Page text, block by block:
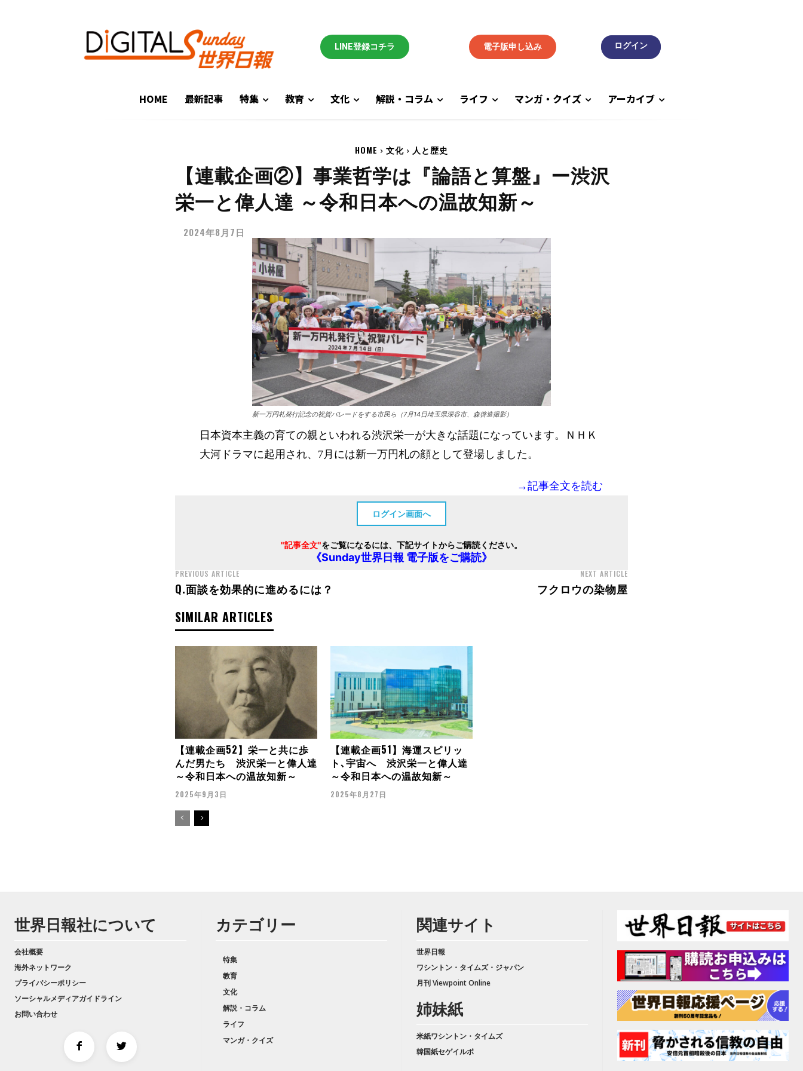
LINE登録コチラ 電子版申し込み
HOME 最新記事 特集 教育 文化 解説・コラム ライフ マンガ・クイズ アーカイブ
HOME 文化 人と歴史
【連載企画②】事業哲学は『論語と算盤』ー渋沢
栄一と偉人達 ～令和日本への温故知新～
2024年8月7日
新一万円札発行記念の祝賀パレードをする市民ら（7月14日埼玉県深谷市、森啓造撮影）
日本資本主義の育ての親といわれる渋沢栄一が大きな話題になっています。ＮＨＫ
大河ドラマに起用され、7月には新一万円札の顔として登場しました。
→記事全文を読む
ログイン画面へ
"記事全文"をご覧になるには、下記サイトからご購読ください。
《Sunday世界日報 電子版をご購読》
PREVIOUS ARTICLE
Q.面談を効果的に進めるには？
NEXT ARTICLE
フクロウの染物屋
SIMILAR ARTICLES
【連載企画52】栄一と共に歩
んだ男たち 渋沢栄一と偉人達
～令和日本への温故知新～
2025年9月3日
【連載企画51】海運スピリッ
ト､宇宙へ 渋沢栄一と偉人達
～令和日本への温故知新～
2025年8月27日
世界日報社について
会社概要
海外ネットワーク
プライバシーポリシー
ソーシャルメディアガイドライン
お問い合わせ
カテゴリー
特集
教育
文化
解説・コラム
ライフ
マンガ・クイズ
関連サイト
世界日報
ワシントン・タイムズ・ジャパン
月刊 Viewpoint Online
姉妹紙
米紙ワシントン・タイムズ
韓国紙セゲイルボ